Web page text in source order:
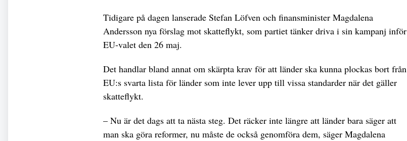
Tidigare på dagen lanserade Stefan Löfven och finansminister Magdalena
Andersson nya förslag mot skatteflykt, som partiet tänker driva i sin kampanj inför
EU-valet den 26 maj.
Det handlar bland annat om skärpta krav för att länder ska kunna plockas bort från
EU:s svarta lista för länder som inte lever upp till vissa standarder när det gäller
skatteflykt.
– Nu är det dags att ta nästa steg. Det räcker inte längre att länder bara säger att
man ska göra reformer, nu måste de också genomföra dem, säger Magdalena